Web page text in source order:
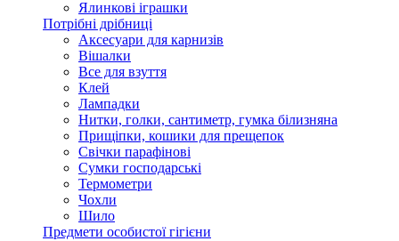
Ялинкові іграшки
Потрібні дрібниці
Аксесуари для карнизів
Вішалки
Все для взуття
Клей
Лампадки
Нитки, голки, сантиметр, гумка білизняна
Прищіпки, кошики для прещепок
Свічки парафінові
Сумки господарські
Термометри
Чохли
Шило
Предмети особистої гігієни